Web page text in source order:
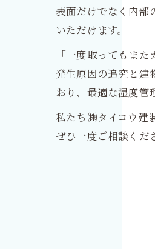
表面だけでなく内部
いただけます。
「一度取ってもま
発生原因の追究と建
おり、最適な湿度管
私たち㈱タイコウ建
ぜひ一度ご相談くだ